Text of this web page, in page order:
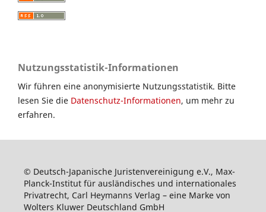
Nutzungsstatistik-Informationen
Wir führen eine anonymisierte Nutzungsstatistik. Bitte
lesen Sie die Datenschutz-Informationen, um mehr zu
erfahren.
© Deutsch-Japanische Juristenvereinigung e.V., Max-
Planck-Institut für ausländisches und internationales
Privatrecht, Carl Heymanns Verlag – eine Marke von
Wolters Kluwer Deutschland GmbH